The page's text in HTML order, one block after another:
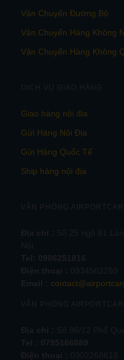
Vận Chuyển Đường Bộ
Vận Chuyển Hàng Không
Vận Chuyển Hàng Không
DỊCH VỤ GIAO HÀNG
Giao hàng nội địa
Gửi Hàng Nội Địa
Gửi Hàng Quốc Tế
Ship hàng nội địa
VĂN PHÒNG
VĂN PHÒNG